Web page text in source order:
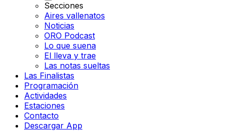
Secciones
Aires vallenatos
Noticias
ORO Podcast
Lo que suena
El lleva y trae
Las notas sueltas
Las Finalistas
Programación
Actividades
Estaciones
Contacto
Descargar App